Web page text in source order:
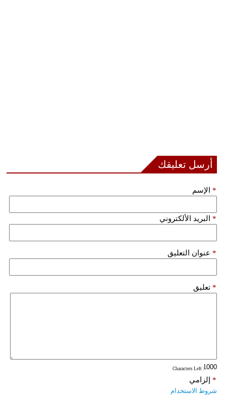
أرسل تعليقك
الإسم *
البريد الألكتروني *
عنوان التعليق *
تعليق *
: Characters Left
إلزامي *
شروط الاستخدام